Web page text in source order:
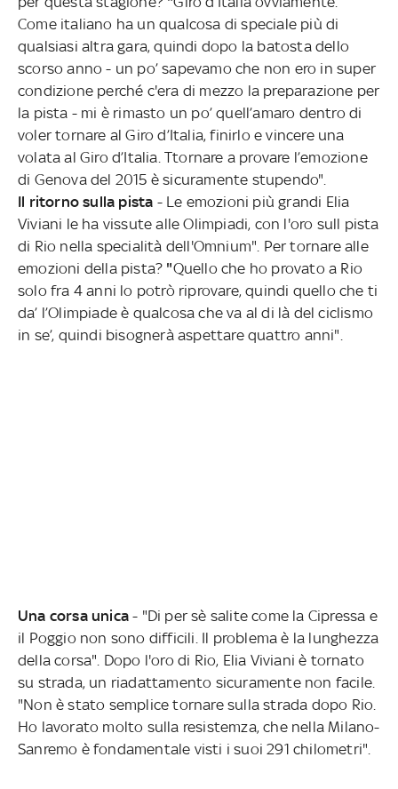
Come italiano ha un qualcosa di speciale più di
qualsiasi altra gara, quindi dopo la batosta dello
scorso anno - un po’ sapevamo che non ero in super
condizione perché c'era di mezzo la preparazione per
la pista - mi è rimasto un po’ quell’amaro dentro di
voler tornare al Giro d’Italia, finirlo e vincere una
volata al Giro d’Italia. Ttornare a provare l’emozione
di Genova del 2015 è sicuramente stupendo".
Il ritorno sulla pista - Le emozioni più grandi Elia
Viviani le ha vissute alle Olimpiadi, con l'oro sull pista
di Rio nella specialità dell'Omnium". Per tornare alle
emozioni della pista? "Quello che ho provato a Rio
solo fra 4 anni lo potrò riprovare, quindi quello che ti
da’ l’Olimpiade è qualcosa che va al di là del ciclismo
in se’, quindi bisognerà aspettare quattro anni".
Una corsa unica - "Di per sè salite come la Cipressa e
il Poggio non sono difficili. Il problema è la lunghezza
della corsa". Dopo l'oro di Rio, Elia Viviani è tornato
su strada, un riadattamento sicuramente non facile.
"Non è stato semplice tornare sulla strada dopo Rio.
Ho lavorato molto sulla resistemza, che nella Milano-
Sanremo è fondamentale visti i suoi 291 chilometri".